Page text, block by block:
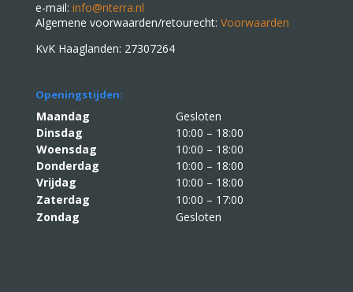
e-mail: info@nterra.nl
Algemene voorwaarden/retourecht: Voorwaarden
KvK Haaglanden: 27307264
Openingstijden:
Maandag
Gesloten
Dinsdag
10:00 – 18:00
Woensdag
10:00 – 18:00
Donderdag
10:00 – 18:00
Vrijdag
10:00 – 18:00
Zaterdag
10:00 – 17:00
Zondag
Gesloten